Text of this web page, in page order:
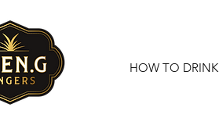
HOW TO DRINK